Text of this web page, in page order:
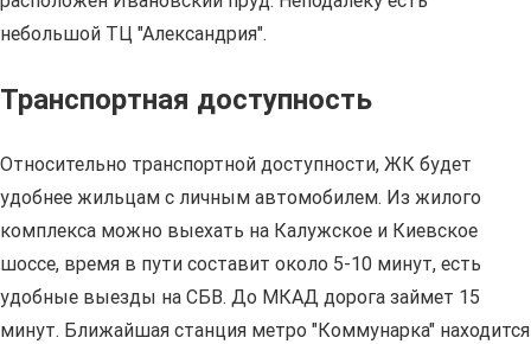
небольшой ТЦ "Александрия".
Транспортная доступность
Относительно транспортной доступности, ЖК будет
удобнее жильцам с личным автомобилем. Из жилого
комплекса можно выехать на Калужское и Киевское
шоссе, время в пути составит около 5-10 минут, есть
удобные выезды на СБВ. До МКАД дорога займет 15
минут. Ближайшая станция метро "Коммунарка" находится